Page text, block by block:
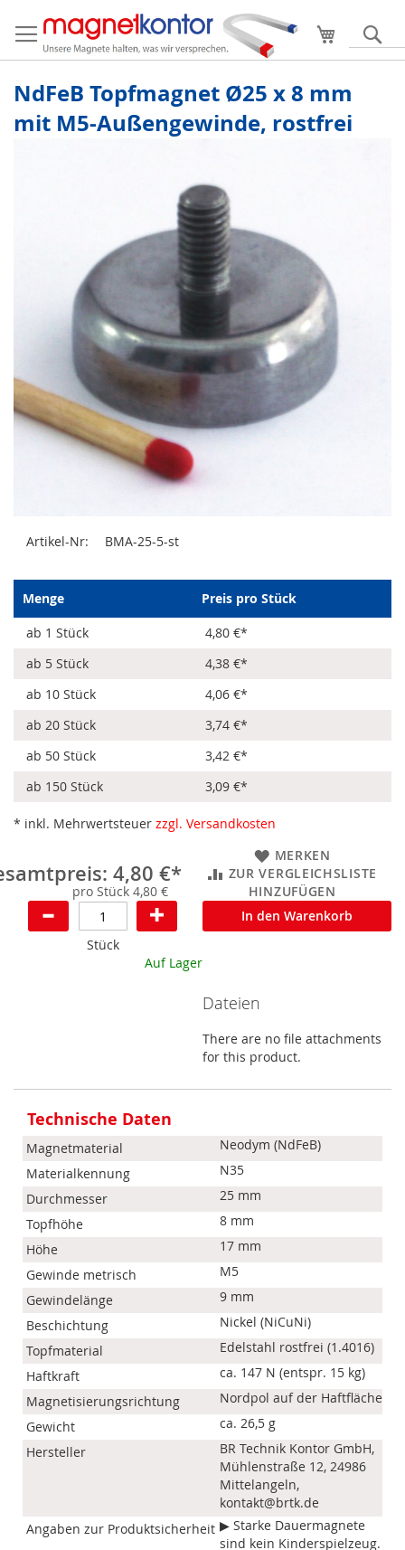
Mein
NdFeB Topfmagnet Ø25 x 8 mm
mit M5-Außengewinde, rostfrei
Anfang
Bildergalerie
springen
Artikel-Nr: BMA-25-5-st
Menge
Preis pro Stück
ab 1 Stück
4,80 €*
ab 5 Stück
4,38 €*
ab 10 Stück
4,06 €*
ab 20 Stück
3,74 €*
ab 50 Stück
3,42 €*
ab 150 Stück
3,09 €*
* inkl. Mehrwertsteuer zzgl. Versandkosten
4,80 €*
pro Stück 4,80 €
MERKEN
ZUR VERGLEICHSLISTE
HINZUFÜGEN
Stück
In den Warenkorb
Auf Lager
Dateien
There are no file attachments
for this product.
Informationen
Technische Daten
Magnetmaterial
Neodym (NdFeB)
Materialkennung
N35
Durchmesser
25 mm
Topfhöhe
8 mm
Höhe
17 mm
Gewinde metrisch
M5
Gewindelänge
9 mm
Beschichtung
Nickel (NiCuNi)
Topfmaterial
Edelstahl rostfrei (1.4016)
Haftkraft
ca. 147 N (entspr. 15 kg)
Magnetisierungsrichtung
Nordpol auf der Haftfläche
Gewicht
ca. 26,5 g
Hersteller
BR Technik Kontor GmbH,
Mühlenstraße 12, 24986
Mittelangeln,
kontakt@brtk.de
Angaben zur Produktsicherheit ▶ Starke Dauermagnete
sind kein Kinderspielzeug.